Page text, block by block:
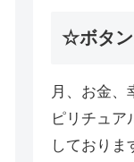
☆ボタン
月、お金、
ピリチュア
しておりま